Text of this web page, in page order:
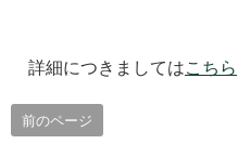
詳細につきましてはこちら
前のページ